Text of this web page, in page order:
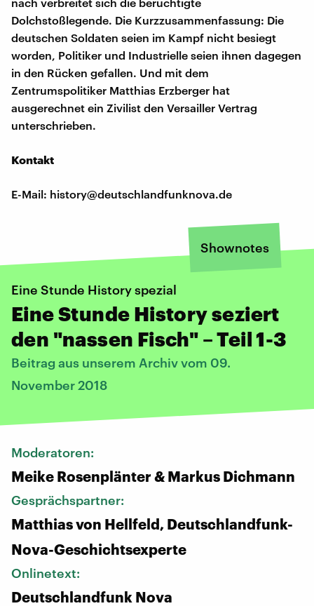
Dolchstoßlegende. Die Kurzzusammenfassung: Die
deutschen Soldaten seien im Kampf nicht besiegt
worden, Politiker und Industrielle seien ihnen dagegen
in den Rücken gefallen. Und mit dem
Zentrumspolitiker Matthias Erzberger hat
ausgerechnet ein Zivilist den Versailler Vertrag
unterschrieben.
Kontakt
E-Mail: history@deutschlandfunknova.de
Shownotes
Eine Stunde History spezial
Eine Stunde History seziert
den "nassen Fisch" – Teil 1-3
Beitrag aus unserem Archiv vom 09.
November 2018
Moderatoren:
Meike Rosenplänter & Markus Dichmann
Gesprächspartner:
Matthias von Hellfeld, Deutschlandfunk-
Nova-Geschichtsexperte
Onlinetext:
Deutschlandfunk Nova